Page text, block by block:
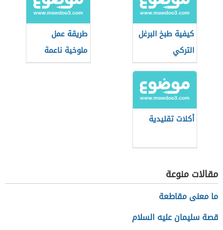
كيفية طبخ البرغل
التركي
طريقة عمل
ملوخية ناعمة
بالدجاج
أكلات تقليدية
مقالات منوعة
ما معنى مقاطعة
قصة سليمان عليه السلام